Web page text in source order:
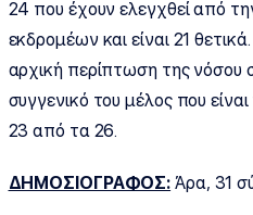
24 που έχουν ελεγχθεί από
εκδρομέων και είναι 21
αρχική περίπτωση της νόσου
συγγενικό του μέλος που
23 από τα 26.
ΔΗΜΟΣΙΟΓΡΑΦΟΣ: Άρα, 31